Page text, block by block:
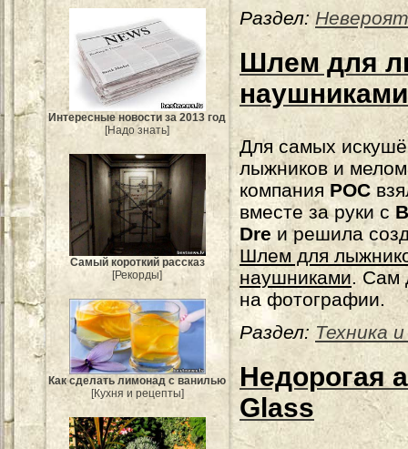
Интересные новости за 2013 год
[Надо знать]
Самый короткий рассказ
[Рекорды]
Как сделать лимонад с ванилью
[Кухня и рецепты]
Раздел:
Шлем для
Для самых
лыжников и
компанияPOC
вместе за руки с
Dre и решила
Шлем для
наушниками. Сам
на фотографии.
Раздел: Техника
Недорогая
Glass